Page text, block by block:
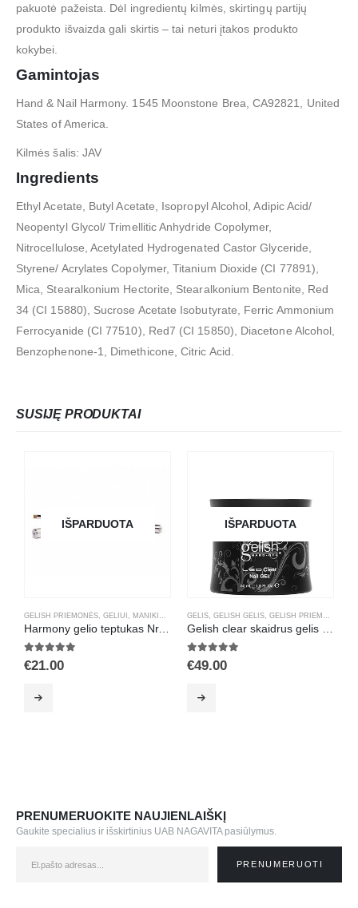
pakuotė pažeista. Dėl ingredientų kilmės, skirtingų partijų
produkto išvaizda gali skirtis – tai neturi įtakos produkto
kokybei.
Gamintojas
Hand & Nail Harmony. 1545 Moonstone Brea, CA92821, United
States of America.
Kilmės šalis: JAV
Ingredients
Ethyl Acetate, Butyl Acetate, Isopropyl Alcohol, Adipic Acid/
Neopentyl Glycol/ Trimellitic Anhydride Copolymer,
Nitrocellulose, Acetylated Hydrogenated Castor Glyceride,
Styrene/ Acrylates Copolymer, Titanium Dioxide (CI 77891),
Mica, Stearalkonium Hectorite, Stearalkonium Bentonite, Red
34 (CI 15880), Sucrose Acetate Isobutyrate, Ferric Ammonium
Ferrocyanide (CI 77510), Red7 (CI 15850), Diacetone Alcohol,
Benzophenone-1, Dimethicone, Citric Acid.
SUSIJĘ PRODUKTAI
IŠPARDUOTA
GELISH PRIEMONĖS GELIUI MANIKIŪRAS TEPTUKAI
Harmony gelio teptukas Nr.6 su kristalais
5.00 out of 5
€21.00
IŠPARDUOTA
GELIS GELISH GELIS GELISH PRIEMONĖS
5.00 out of 5
€49.00
PRENUMERUOKITE NAUJIENLAIŠKĮ
Gaukite specialius ir išskirtinius UAB NAGAVITA pasiūlymus.